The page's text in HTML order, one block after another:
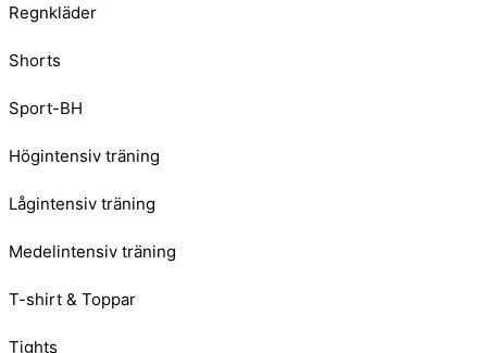
Regnkläder
Shorts
Sport-BH
Högintensiv träning
Lågintensiv träning
Medelintensiv träning
T-shirt & Toppar
Tights